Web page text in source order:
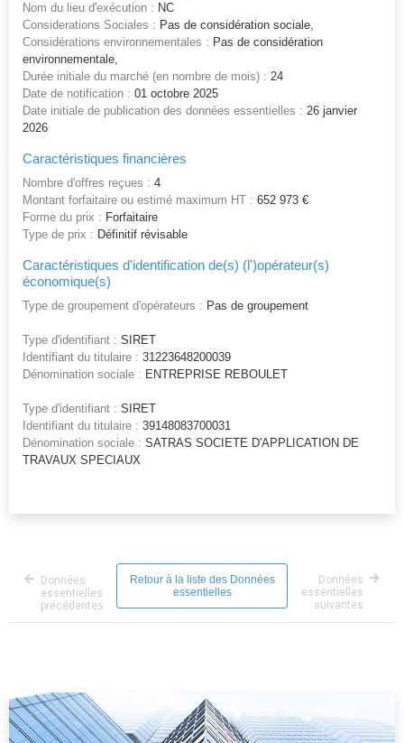
Nom du lieu d'exécution : NC
Considerations Sociales : Pas de considération sociale,
Considérations environnementales : Pas de considération
environnementale,
Durée initiale du marché (en nombre de mois) : 24
Date de notification : 01 octobre 2025
Date initiale de publication des données essentielles : 26 janvier
2026
Caractéristiques financières
Nombre d'offres reçues : 4
Montant forfaitaire ou estimé maximum HT : 652 973 €
Forme du prix : Forfaitaire
Type de prix : Définitif révisable
Caractéristiques d'identification de(s) (l')opérateur(s)
économique(s)
Type de groupement d'opérateurs : Pas de groupement
Type d'identifiant : SIRET
Identifiant du titulaire : 31223648200039
Dénomination sociale : ENTREPRISE REBOULET
Type d'identifiant : SIRET
Identifiant du titulaire : 39148083700031
Dénomination sociale : SATRAS SOCIETE D'APPLICATION DE
TRAVAUX SPECIAUX
Données
essentielles
précédentes
Retour à la liste des Données
essentielles
Données
essentielles
suivantes